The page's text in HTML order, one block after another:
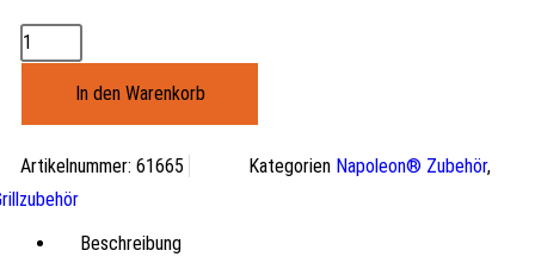
In den Warenkorb
Artikelnummer: 61665 Kategorien Napoleon® Zubehör,
Beschreibung